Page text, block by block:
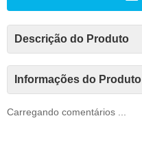
Descrição do Produto
Informações do Produto
Carregando comentários ...